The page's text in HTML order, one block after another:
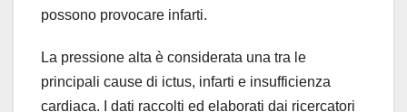
possono provocare infarti.
La pressione alta è considerata una tra le
principali cause di ictus, infarti e insufficienza
cardiaca. I dati raccolti ed elaborati dai ricercatori